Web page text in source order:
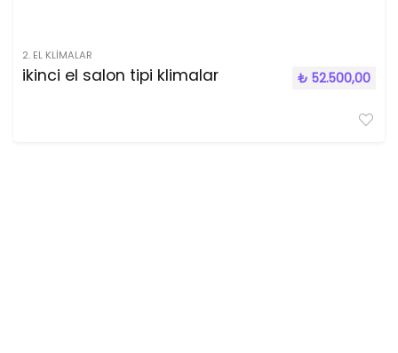
2. EL KLIMALAR
ikinci el salon tipi klimalar ₺ 52.500,00